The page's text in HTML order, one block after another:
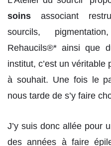
soins associant
sourcils,
Rehaucils®* ainsi que
institut, c’est un
à souhait. Une fois le
nous tarde de s’y faire
J’y suis donc allée pour
des années à faire